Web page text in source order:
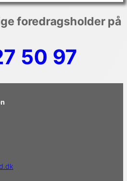
foredragsholder på
50 97